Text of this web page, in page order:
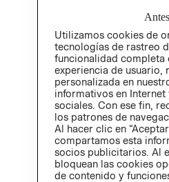
Utilizamos cookies de
tecnologías de rastreo
funcionalidad completa
experiencia de usuario,
personalizada en
informativos en
sociales. Con ese fin,
los patrones de
Al hacer clic en
compartamos esta
socios publicitarios. Al
bloquean las cookies
de contenido y